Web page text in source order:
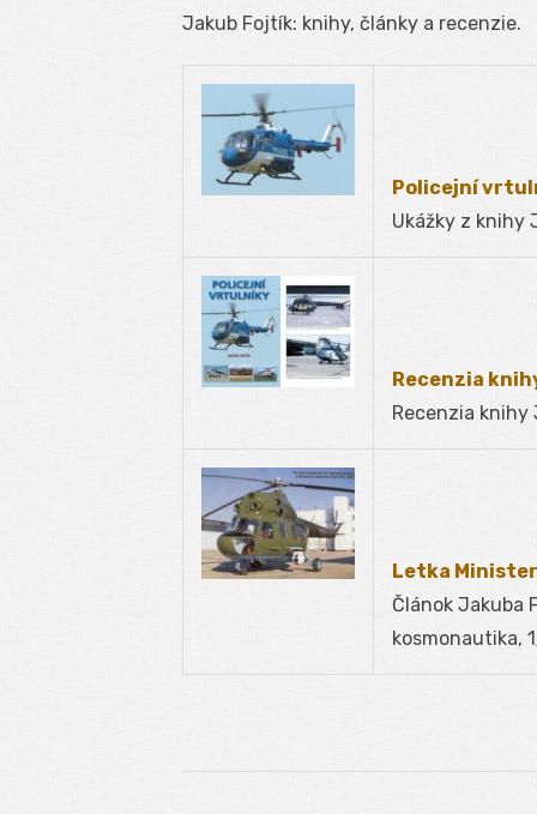
Jakub Fojtík: knihy, články a recenzie.
Policejní
Ukážky z knihy
Recenzia
Recenzia
Letka
Článok Jakuba
kosmonautika,